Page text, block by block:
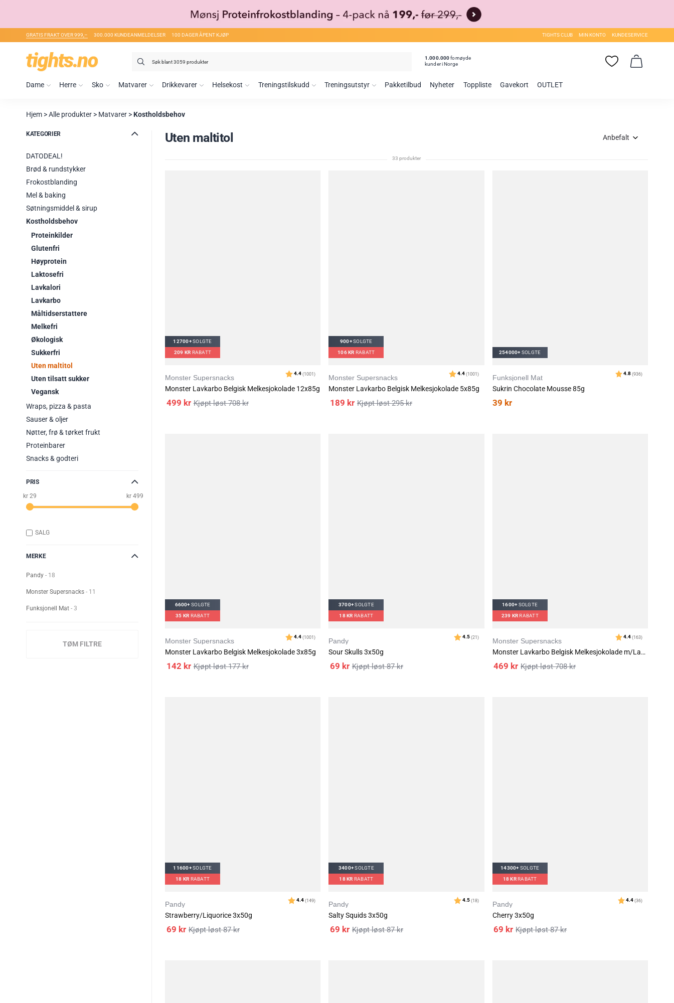
GRATIS FRAKT OVER 999,– 300.000 KUNDEANMELDELSER 100 DAGER ÅPENT KJØP TIGHTS CLUB MIN KONTO KUNDESERVICE
Søk
1.000.000fornøyde
kunder i Norge
Dame Herre Sko Matvarer Drikkevarer Helsekost Treningstilskudd Treningsutstyr Pakketilbud Nyheter Toppliste Gavekort OUTLET
Hjem >Alle produkter > Matvarer >Kostholdsbehov
KATEGORIER
DATODEAL!
Brød & rundstykker
Frokostblanding
Mel & baking
Søtningsmiddel & sirup
Kostholdsbehov
Proteinkilder
Glutenfri
Høyprotein
Laktosefri
Lavkalori
Lavkarbo
Måltidserstattere
Melkefri
Økologisk
Sukkerfri
Uten maltitol
Uten tilsatt sukker
Vegansk
Wraps, pizza & pasta
Sauser & oljer
Nøtter, frø & tørket frukt
Proteinbarer
Snacks & godteri
PRIS
kr 29
kr 499
SALG
MERKE
Pandy 18
Monster Supersnacks 11
Funksjonell Mat 3
TØM FILTRE
Uten maltitol Anbefalt
33 produkter
12700+SOLGTE
209 KR RABATT
Monster Supersnacks
Monster Lavkarbo Belgisk Melkesjokolade 12x85g
708kr
499 kr
900+SOLGTE
106 KR RABATT
Monster Supersnacks
Monster Lavkarbo Belgisk Melkesjokolade 5x85g
295kr
189 kr
254000+SOLGTE
Funksjonell Mat
Sukrin Chocolate Mousse 85g
39 kr
6600+SOLGTE
35 KR RABATT
Monster Supersnacks
Monster Lavkarbo Belgisk Melkesjokolade 3x85g
177kr
142 kr
3700+SOLGTE
18KR RABATT
Pandy
Sour Skulls 3x50g
87kr
69 kr
1600+SOLGTE
239 KRRABATT
Monster Supersnacks
Monster Lavkarbo Belgisk Melkesjokolade m/Lakrisrot 12x85g
708kr
469 kr
11600+SOLGTE
18 KR RABATT
Pandy
Strawberry/Liquorice 3x50g
87kr
69 kr
3400+SOLGTE
18KR RABATT
Pandy
Salty Squids 3x50g
87kr
69 kr
14300+SOLGTE
18KRRABATT
Pandy
Cherry 3x50g
87kr
69 kr